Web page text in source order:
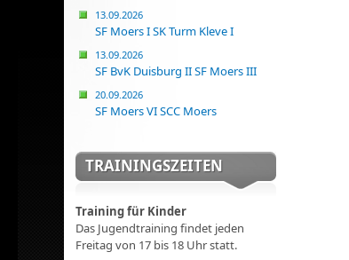
13.09.2026
SF Moers I SK Turm Kleve I
13.09.2026
SF BvK Duisburg II SF Moers III
20.09.2026
SF Moers VI SCC Moers
TRAININGSZEITEN
Training für Kinder
Das Jugendtraining findet jeden
Freitag von 17 bis 18 Uhr statt.